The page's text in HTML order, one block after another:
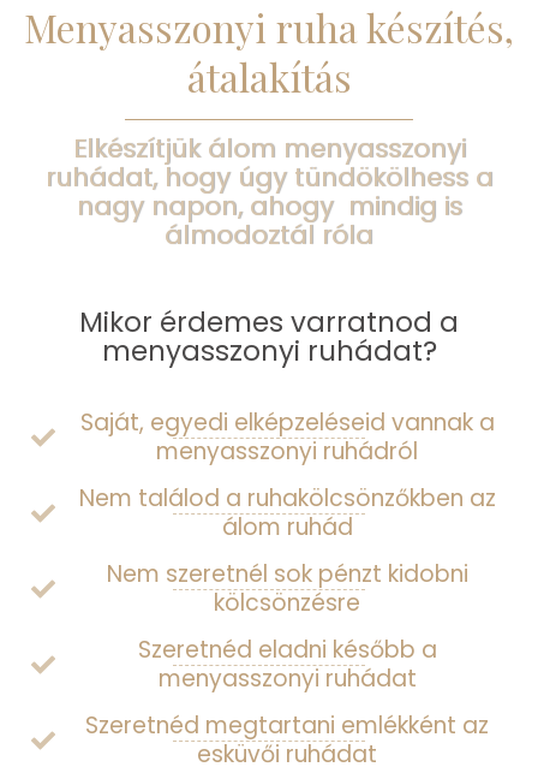
Menyasszonyi ruha készítés,
átalakítás
Elkészítjük álom menyasszonyi
ruhádat, hogy úgy tündökölhess a
nagy napon, ahogy mindig is
álmodoztál róla
Mikor érdemes varratnod a
menyasszonyi ruhádat?
Saját, egyedi elképzeléseid vannak a
menyasszonyi ruhádról
Nem találod a ruhakölcsönzőkben az
álom ruhád
Nem szeretnél sok pénzt kidobni
kölcsönzésre
Szeretnéd eladni később a
menyasszonyi ruhádat
Szeretnéd megtartani emlékként az
esküvői ruhádat